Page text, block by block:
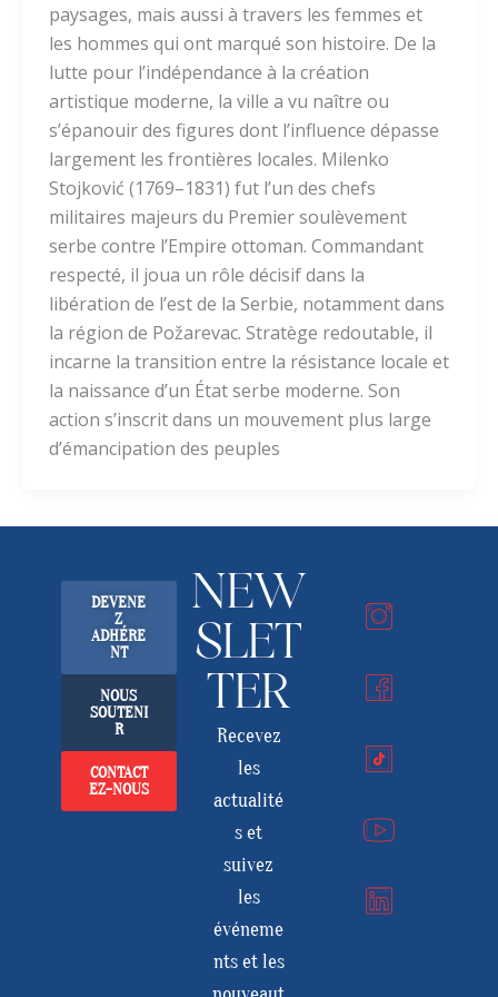
paysages, mais aussi à travers les femmes et
les hommes qui ont marqué son histoire. De la
lutte pour l’indépendance à la création
artistique moderne, la ville a vu naître ou
s’épanouir des figures dont l’influence dépasse
largement les frontières locales. Milenko
Stojković (1769–1831) fut l’un des chefs
militaires majeurs du Premier soulèvement
serbe contre l’Empire ottoman. Commandant
respecté, il joua un rôle décisif dans la
libération de l’est de la Serbie, notamment dans
la région de Požarevac. Stratège redoutable, il
incarne la transition entre la résistance locale et
la naissance d’un État serbe moderne. Son
action s’inscrit dans un mouvement plus large
d’émancipation des peuples
DEVENE
Z
ADHÉRE
NT
NOUS
SOUTENI
R
CONTACT
EZ-NOUS
NEW
SLET
TER
Recevez
les
actualité
s et
suivez
les
événeme
nts et les